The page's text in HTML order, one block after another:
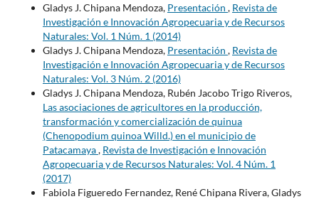
Gladys J. Chipana Mendoza, Presentación , Revista de
Investigación e Innovación Agropecuaria y de Recursos
Naturales: Vol. 1 Núm. 1 (2014)
Gladys J. Chipana Mendoza, Presentación , Revista de
Investigación e Innovación Agropecuaria y de Recursos
Naturales: Vol. 3 Núm. 2 (2016)
Gladys J. Chipana Mendoza, Rubén Jacobo Trigo Riveros,
Las asociaciones de agricultores en la producción,
transformación y comercialización de quinua
(Chenopodium quinoa Willd.) en el municipio de
Patacamaya, Revista de Investigación e Innovación
Agropecuaria y de Recursos Naturales: Vol. 4 Núm. 1
(2017)
Fabiola Figueredo Fernandez, René Chipana Rivera, Gladys